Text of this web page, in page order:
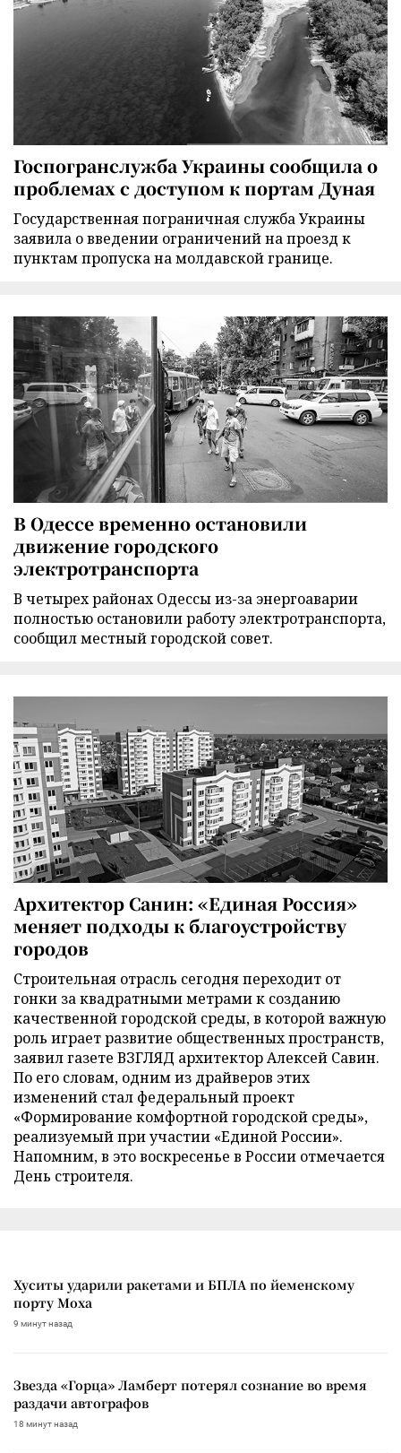
Госпогранслужба Украины сообщила о
проблемах с доступом к портам Дуная
Государственная пограничная служба Украины
заявила о введении ограничений на проезд к
пунктам пропуска на молдавской границе.
В Одессе временно остановили
движение городского
электротранспорта
В четырех районах Одессы из-за энергоаварии
полностью остановили работу электротранспорта,
сообщил местный городской совет.
Архитектор Санин: «Единая Россия»
меняет подходы к благоустройству
городов
Строительная отрасль сегодня переходит от
гонки за квадратными метрами к созданию
качественной городской среды, в которой важную
роль играет развитие общественных пространств,
заявил газете ВЗГЛЯД архитектор Алексей Савин.
По его словам, одним из драйверов этих
изменений стал федеральный проект
«Формирование комфортной городской среды»,
реализуемый при участии «Единой России».
Напомним, в это воскресенье в России отмечается
День строителя.
Хуситы ударили ракетами и БПЛА по йеменскому
порту Моха
9 минут назад
Звезда «Горца» Ламберт потерял сознание во время
раздачи автографов
18 минут назад